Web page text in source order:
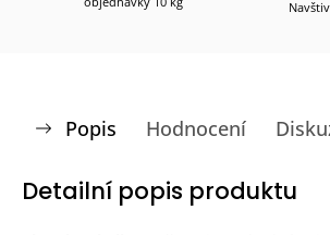
Popis Hodnocení
Detailní popis produktu